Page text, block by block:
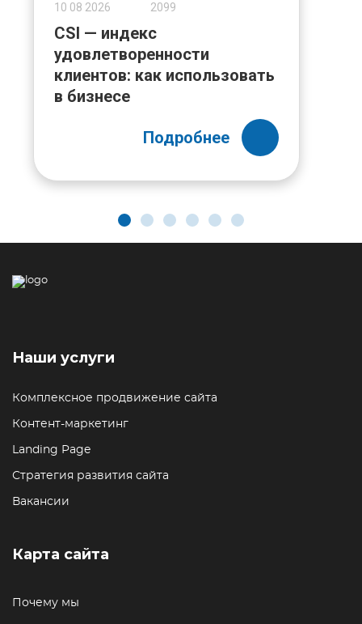
10 08 2026 2099
CSI — индекс
удовлетворенности
клиентов: как использовать
в бизнесе
Подробнее
Наши услуги
Комплексное продвижение сайта
Контент-маркетинг
Landing Page
Стратегия развития сайта
Вакансии
Карта сайта
Почему мы